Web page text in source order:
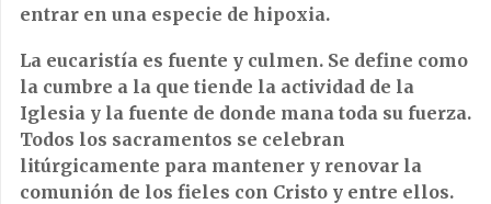
entrar en una especie de hipoxia.
La eucaristía es fuente y culmen. Se define como
la cumbre a la que tiende la actividad de la
Iglesia y la fuente de donde mana toda su fuerza.
Todos los sacramentos se celebran
litúrgicamente para mantener y renovar la
comunión de los fieles con Cristo y entre ellos.